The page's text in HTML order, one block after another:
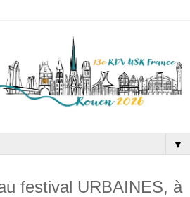
▼
festival URBAINES, à